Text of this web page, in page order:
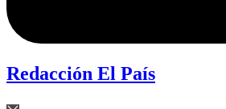
Redacción El País